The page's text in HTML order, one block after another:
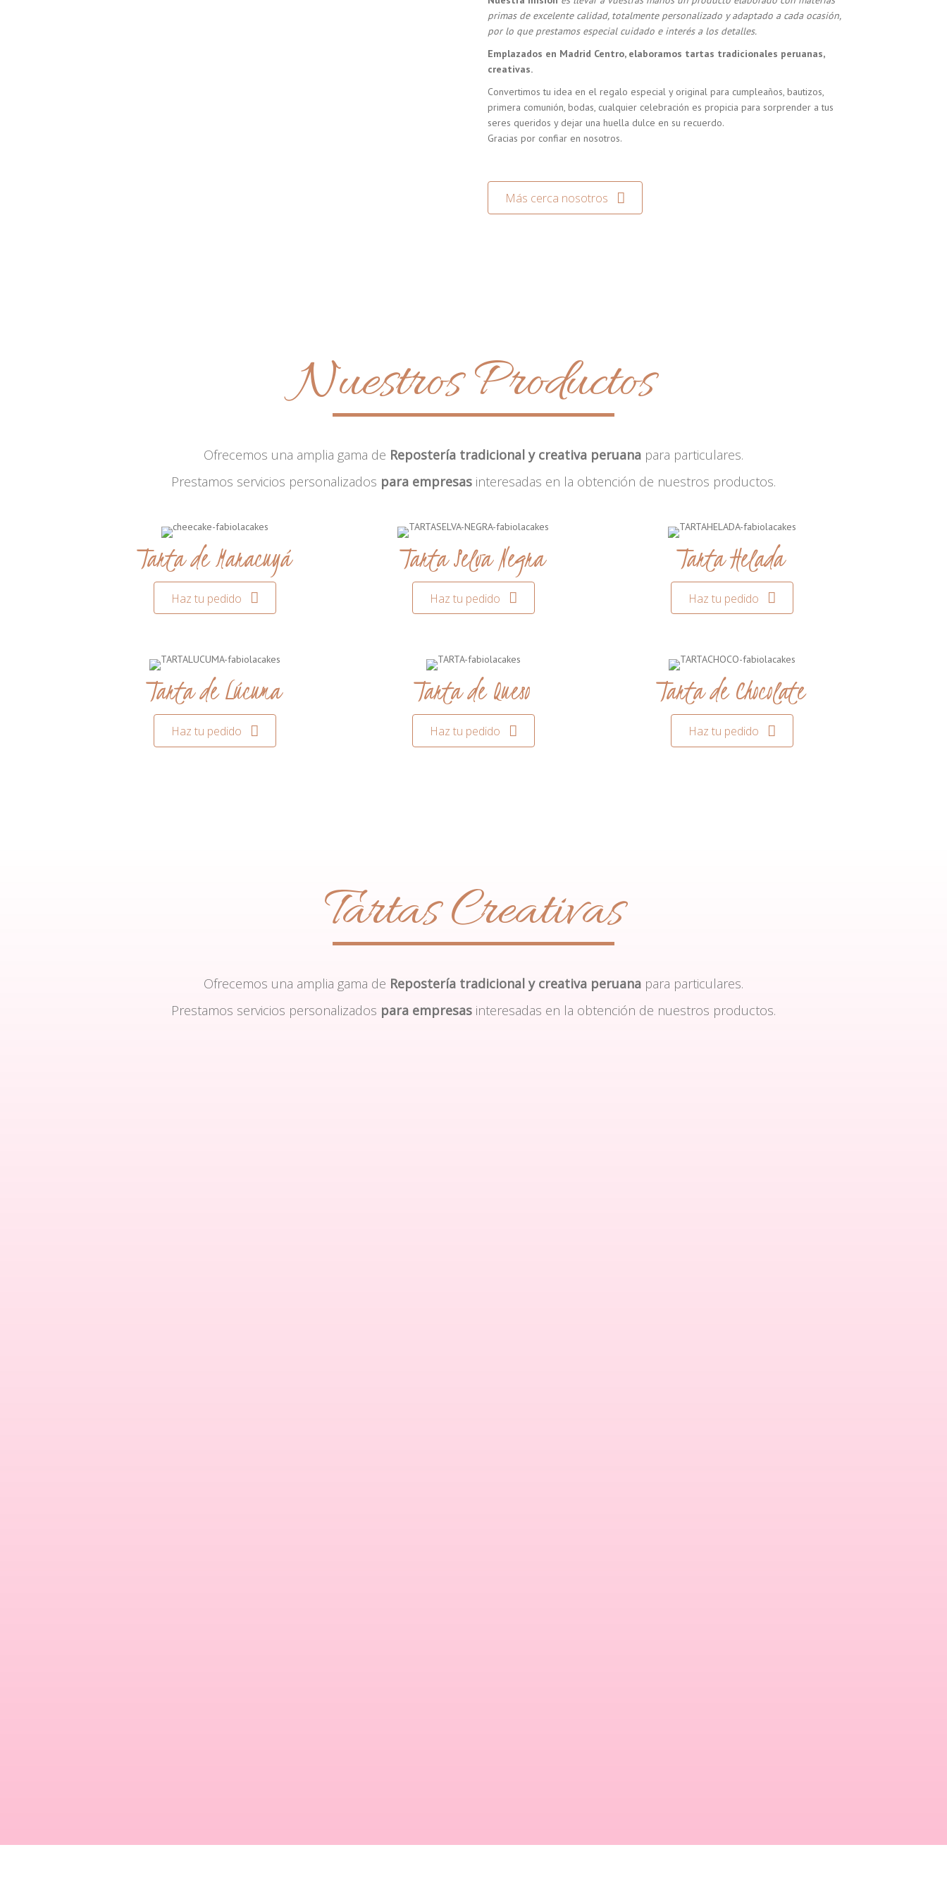
primas de excelente calidad, totalmente personalizado y adaptado a cada ocasión,
por lo que prestamos especial cuidado e interés a los detalles.
Emplazados en Madrid Centro, elaboramos tartas tradicionales peruanas,
creativas.
Convertimos tu idea en el regalo especial y original para cumpleaños, bautizos,
primera comunión, bodas, cualquier celebración es propicia para sorprender a tus
seres queridos y dejar una huella dulce en su recuerdo.
Gracias por confiar en nosotros.
Más cerca nosotros
Nuestros Productos
Ofrecemos una amplia gama de Repostería tradicional y creativa peruana para particulares.
Prestamos servicios personalizados para empresas interesadas en la obtención de nuestros productos.
Tarta de Maracuyá
Haz tu pedido
Tarta Selva Negra
Haz tu pedido
Tarta Helada
Haz tu pedido
Tarta de Lúcuma
Haz tu pedido
Tarta de Queso
Haz tu pedido
Tarta de Chocolate
Haz tu pedido
Tartas Creativas
Ofrecemos una amplia gama de Repostería tradicional y creativa peruana para particulares.
Prestamos servicios personalizados para empresas interesadas en la obtención de nuestros productos.